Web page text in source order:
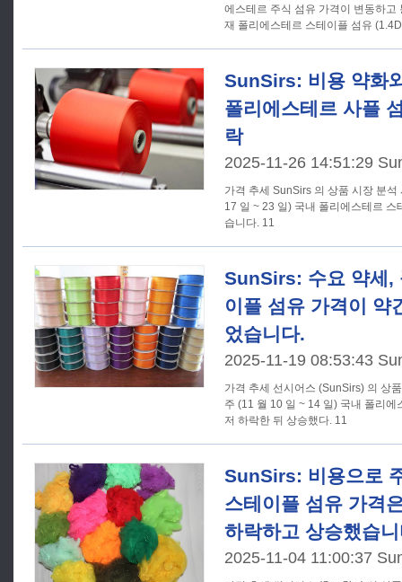
에스테르 주식 섬유 가격이 변동하
재 폴리에스테르 스테이플 섬유 (1.4D
SunSirs: 비용 약화
폴리에스테르 사플
락
2025-11-26 14:51:29
가격 추세 SunSirs 의 상품 시장 분석 시스템에 따르면 지난 주 (11 월
17 일 ~ 23 일) 국내 폴리에스테르
습니다. 11
SunSirs: 수요 약세,
이플 섬유 가격이 약
었습니다.
2025-11-19 08:53:43
가격 추세 선시어스 (SunSirs) 의 상품시장 분석시스템에 따르면 지난
주 (11 월 10 일 ~ 14 일) 국내 폴리
저 하락한 뒤 상승했다. 11
SunSirs: 비용으로
스테이플 섬유 가격
하락하고 상승했습
2025-11-04 11:00:37